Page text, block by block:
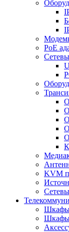
PoE
KVM
Шкафы
Шкафы